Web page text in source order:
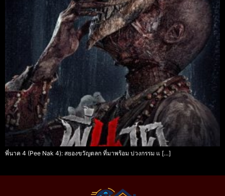
พี่นาค 4 (Pee Nak 4): สยองขวัญตลก ที่มาพร้อม บ่วงกรรม แ […]